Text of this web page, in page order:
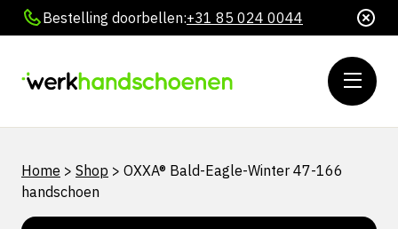
Bestelling doorbellen:+31 85 024 0044
Home > Shop > OXXA® Bald-Eagle-Winter 47-166
handschoen